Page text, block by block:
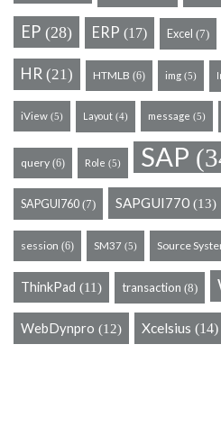
EP (28) ERP (17) Excel (7)
HR (21) HTMLB (6) img (5)
iView (5) Layout (4) message (5)
query (6) Role (5) SAP
SAPGUI760 (7) SAPGUI770 (13)
session (6) SM37 (5) Source
ThinkPad (11) transaction (8)
WebDynpro (12) Xcelsius (14)